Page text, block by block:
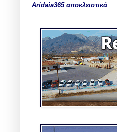
Aridaia365 αποκλειστικά